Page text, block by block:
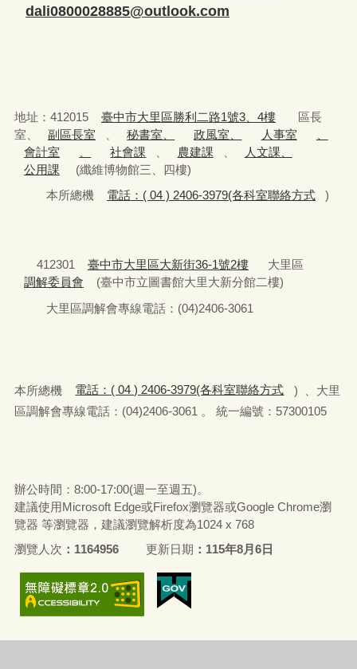
dali0800028885@outlook.com
地址：412015 臺中市大里區勝利二路1號3、4樓
區長
室、
副區長室 秘書室、 政風室、 人事室
會計室
社會課 農建課
人文課、
公用課
(纖維博物館三、四樓)
本所總機
電話：( 04 ) 2406-3979(各科室聯絡方式 )
412301 臺中市大里區大新街36-1號2樓
大里區
調解委員會
(臺中市立圖書館大里大新分館二樓)
大里區調解會專線電話：(04)2406-3061
本所總機 電話：( 04 ) 2406-3979(各科室聯絡方式
) 、大里
區調解會專線電話：(04)2406-3061 。 統一編號：57300105
辦公時間：8:00-17:00(週一至週五)。
建議使用Microsoft Edge或Firefox瀏覽器或Google Chrome瀏
覽器 等瀏覽器，建議瀏覽解析度為1024 x 768
瀏覽人次
1164956 更新日期 115年8月6日